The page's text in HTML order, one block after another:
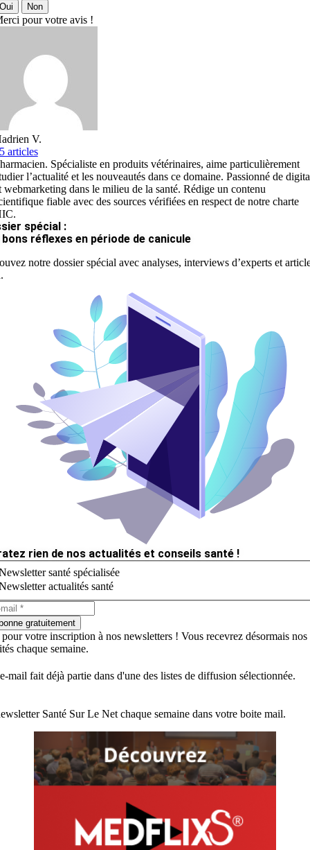
Non
pour votre avis !
V.
articles
Spécialiste en produits vétérinaires, aime particulièrement
l’actualité et les nouveautés dans ce domaine. Passionné de
webmarketing dans le milieu de la santé. Rédige un contenu
fiable avec des sources vérifiées en respect de notre charte
spécial :
bons réflexes en période de canicule
notre dossier spécial avec analyses, interviews d’experts et
rien de nos actualités et conseils santé !
santé spécialisée
actualités santé
gratuitement
votre inscription à nos newsletters ! Vous recevrez désormais nos
chaque semaine.
mail fait déjà partie dans d'une des listes de diffusion sélectionnée.
Santé Sur Le Net chaque semaine dans votre boite mail.